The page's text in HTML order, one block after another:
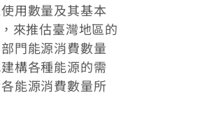
用數量及其基本
來推估臺灣地區的
門能源消費數量
構各種能源的需
能源消費數量所